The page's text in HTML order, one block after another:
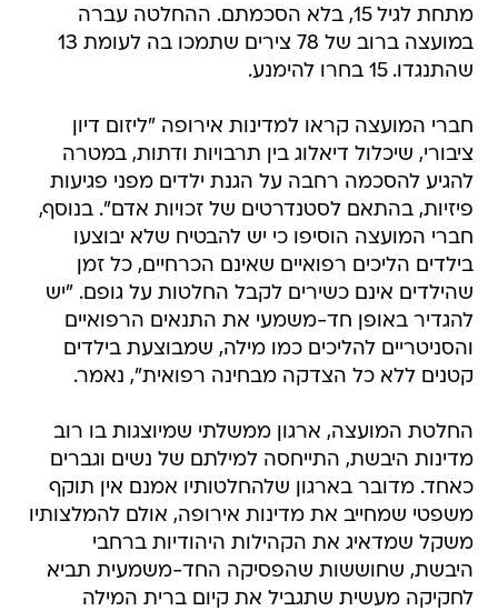
מתחת לגיל 15, בלא הסכמתם. ההחלטה עברה
במועצה ברוב של 78 צירים שתמכו בה לעומת 13
שהתנגדו. 15 בחרו להימנע.
חברי המועצה קראו למדינות אירופה "ליזום דיון
ציבורי, שיכלול דיאלוג בין תרבויות ודתות, במטרה
להגיע להסכמה רחבה על הגנת ילדים מפני פגיעות
פיזיות, בהתאם לסטנדרטים של זכויות אדם". בנוסף,
חברי המועצה הוסיפו כי יש להבטיח שלא יבוצעו
בילדים הליכים רפואיים שאינם הכרחיים, כל זמן
שהילדים אינם כשירים לקבל החלטות על גופם. "יש
להגדיר באופן חד-משמעי את התנאים הרפואיים
והסניטריים להליכים כמו מילה, שמבוצעת בילדים
קטנים ללא כל הצדקה מבחינה רפואית", נאמר.
החלטת המועצה, ארגון ממשלתי שמיוצגות בו רוב
מדינות היבשת, התייחסה למילתם של נשים וגברים
כאחד. מדובר בארגון שלהחלטותיו אמנם אין תוקף
משפטי שמחייב את מדינות אירופה, אולם להמלצותיו
משקל שמדאיג את הקהילות היהודיות ברחבי
היבשת, שחוששות שהפסיקה החד-משמעית תביא
לחקיקה מעשית שתגביל את קיום ברית המילה